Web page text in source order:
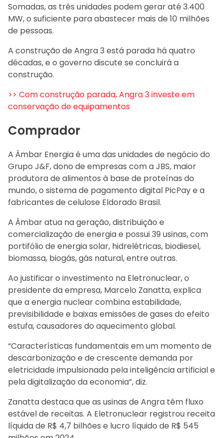
Somadas, as três unidades podem gerar até 3.400
MW, o suficiente para abastecer mais de 10 milhões
de pessoas.
A construção de Angra 3 está parada há quatro
décadas, e o governo discute se concluirá a
construção.
>> Com construção parada, Angra 3 investe em
conservação de equipamentos
Comprador
A Âmbar Energia é uma das unidades de negócio do
Grupo J&F, dono de empresas com a JBS, maior
produtora de alimentos à base de proteínas do
mundo, o sistema de pagamento digital PicPay e a
fabricantes de celulose Eldorado Brasil.
A Âmbar atua na geração, distribuição e
comercialização de energia e possui 39 usinas, com
portifólio de energia solar, hidrelétricas, biodiesel,
biomassa, biogás, gás natural, entre outras.
Ao justificar o investimento na Eletronuclear, o
presidente da empresa, Marcelo Zanatta, explica
que a energia nuclear combina estabilidade,
previsibilidade e baixas emissões de gases do efeito
estufa, causadores do aquecimento global.
“Características fundamentais em um momento de
descarbonização e de crescente demanda por
eletricidade impulsionada pela inteligência artificial e
pela digitalização da economia”, diz.
Zanatta destaca que as usinas de Angra têm fluxo
estável de receitas. A Eletronuclear registrou receita
líquida de R$ 4,7 bilhões e lucro líquido de R$ 545